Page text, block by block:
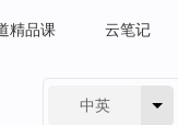
精品课 云笔记
中英